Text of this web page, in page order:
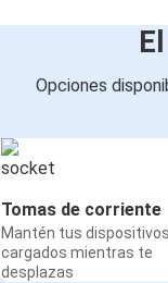
Opciones
Tomas de corriente
Mantén tus dispositivos
cargados mientras te
desplazas